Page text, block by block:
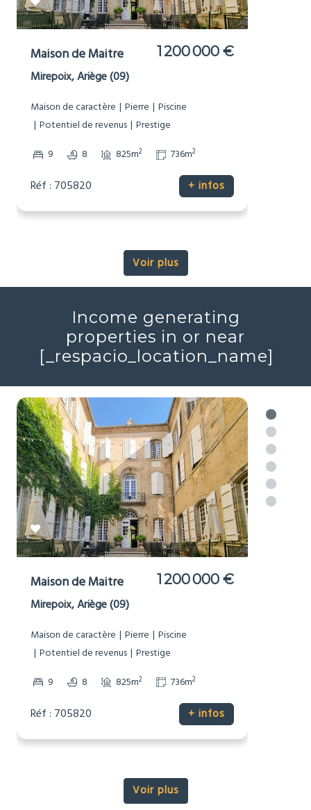
Moulin 977 000 €
Brousses-et-Villaret, Aude (11)
Bord de Rivière Dépendances
Grand terrain (1Ha+)
Maison de caractère
Potentiel de revenus
Prestige
Sans voisinage proche
7
3 448m 16343m
Voir plus
Income generating
properties in or near
[_respacio_location_name]
Moulin 977 000 €
Brousses-et-Villaret, Aude (11)
Bord de Rivière
Dépendances
Grand terrain (1Ha+)
Maison de caractère
Potentiel de revenus Prestige
448m2 16343m